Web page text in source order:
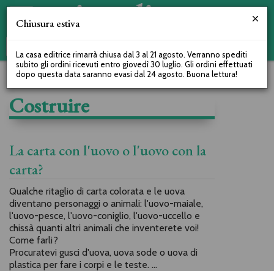
Costruire
La carta con l'uovo o l'uovo con la
carta?
Qualche ritaglio di carta colorata e le uova
diventano personaggi o animali: l'uovo-maiale,
l'uovo-pesce, l'uovo-coniglio, l'uovo-uccello e
chissà quanti altri animali che inventerete voi!
Come farli?
Procuratevi gusci d'uova, uova sode o uova di
plastica per fare i corpi e le teste. ...
Chiusura estiva
La casa editrice rimarrà chiusa dal 3 al 21 agosto. Verranno spediti
subito gli ordini ricevuti entro giovedì 30 luglio. Gli ordini effettuati
dopo questa data saranno evasi dal 24 agosto. Buona lettura!